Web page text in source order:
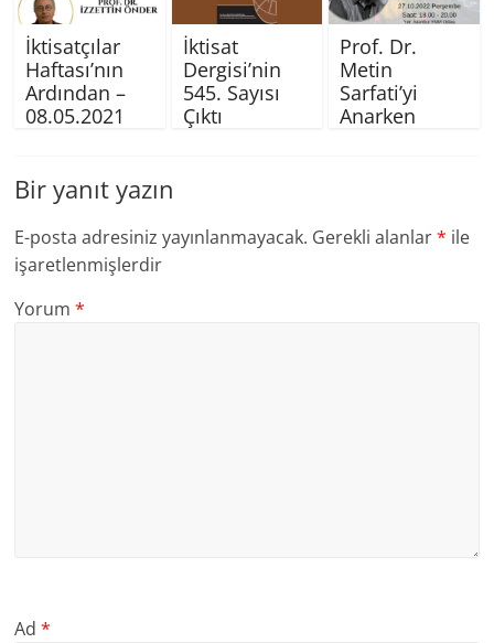
İktisatçılar
Haftası’nın
Ardından –
08.05.2021
İktisat
Dergisi’nin
545. Sayısı
Çıktı
Prof. Dr.
Metin
Sarfati’yi
Anarken
Bir yanıt yazın
E-posta adresiniz yayınlanmayacak. Gerekli alanlar* ile
işaretlenmişlerdir
Yorum*
Ad*